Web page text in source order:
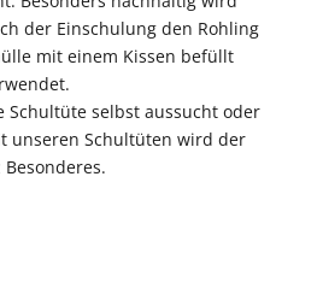
der Einschulung den Rohling
mit einem Kissen befüllt
Schultüte selbst aussucht oder
unseren Schultüten wird der